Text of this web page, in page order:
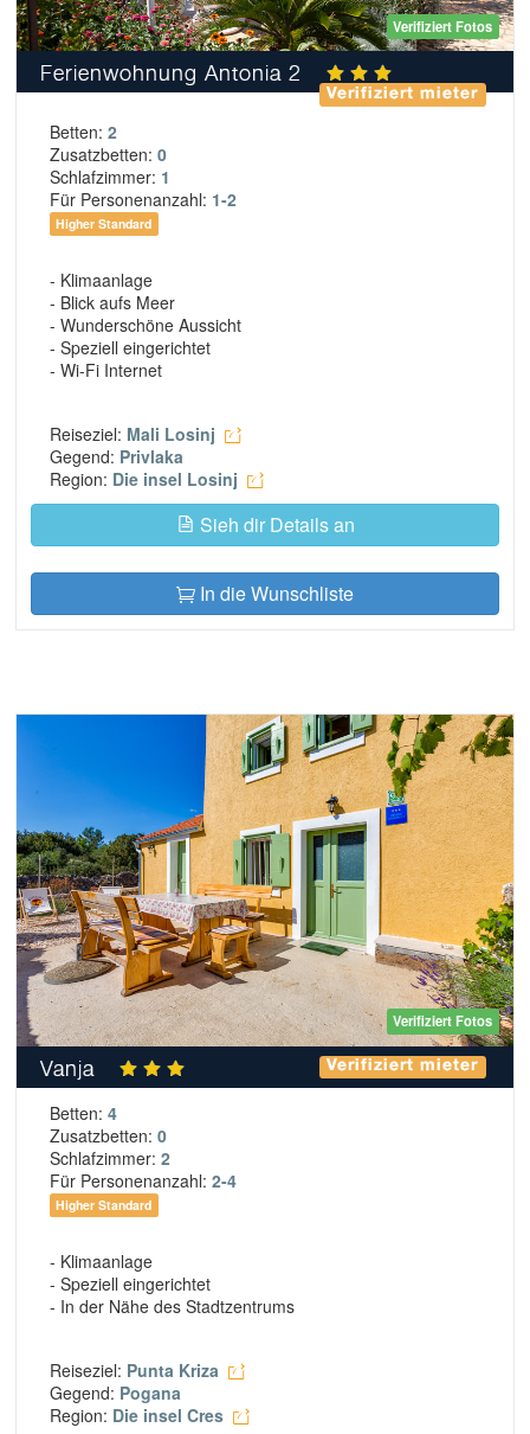
Verifiziert Fotos
Ferienwohnung Antonia 2
Verifiziert mieter
Betten: 2
Zusatzbetten: 0
Schlafzimmer: 1
Für Personenanzahl: 1-2
Higher Standard
- Klimaanlage
- Blick aufs Meer
- Wunderschöne Aussicht
- Speziell eingerichtet
- Wi-Fi Internet
Reiseziel: Mali Losinj
Gegend: Privlaka
Region: Die insel Losinj
Sieh dir Details an
In die Wunschliste
Verifiziert Fotos
Vanja Verifiziert mieter
Betten: 4
Zusatzbetten: 0
Schlafzimmer: 2
Für Personenanzahl: 2-4
Higher Standard
- Klimaanlage
- Speziell eingerichtet
- In der Nähe des Stadtzentrums
Reiseziel: Punta Kriza
Gegend: Pogana
Region: Die insel Cres